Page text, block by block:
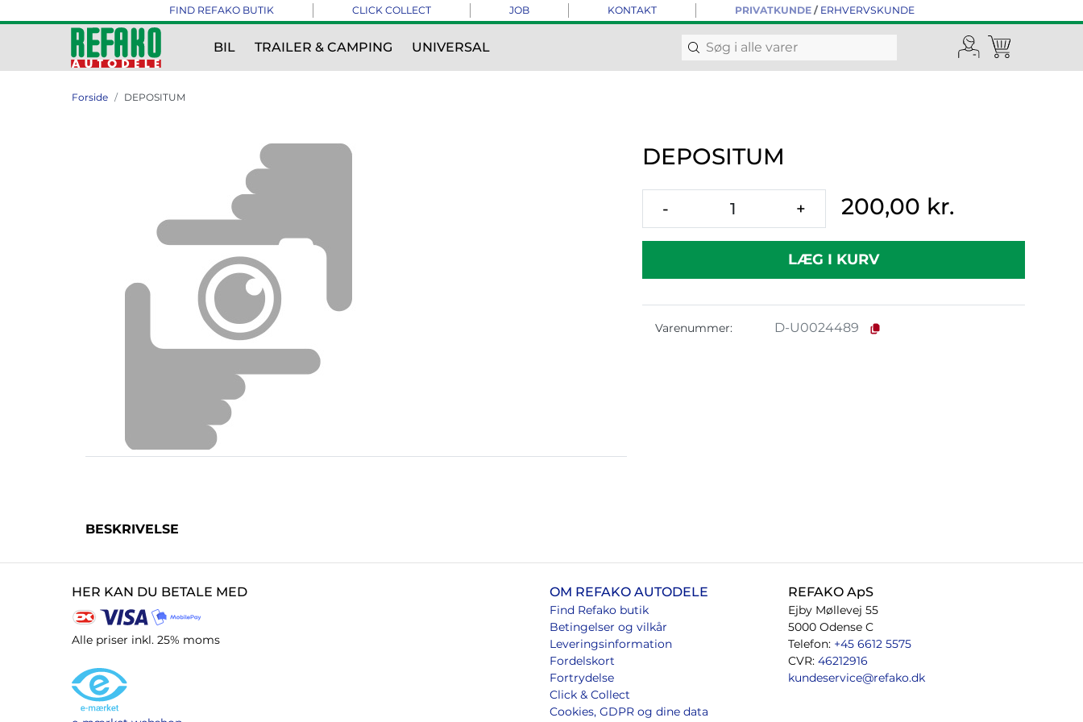
FIND REFAKO BUTIK CLICK COLLECT JOB KONTAKT PRIVATKUNDE/ ERHVERVSKUNDE
BIL TRAILER & CAMPING UNIVERSAL
Forside DEPOSITUM
DEPOSITUM
- + 200,00 kr.
LÆG I KURV
Varenummer: D-U0024489
BESKRIVELSE
HER KAN DU BETALE MED
Alle priser inkl. 25% moms
OM REFAKO AUTODELE
Find Refako butik
Betingelser og vilkår
Leveringsinformation
Fordelskort
Fortrydelse
Click & Collect
Cookies, GDPR og dine data
REFAKO ApS
Ejby Møllevej 55
5000 Odense C
Telefon: +45 6612 5575
CVR: 46212916
kundeservice@refako.dk